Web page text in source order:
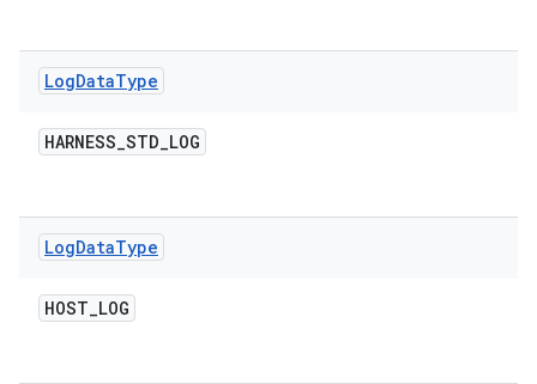
LogDataType
HARNESS_STD_LOG
LogDataType
HOST_LOG